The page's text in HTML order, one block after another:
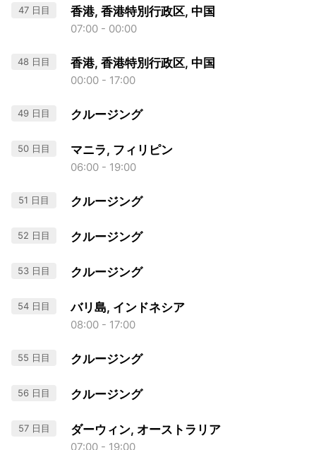
47 日目 香港, 香港特別行政区, 中国
07:00 - 00:00
48 日目 香港, 香港特別行政区, 中国
00:00 - 17:00
49 日目 クルージング
50 日目 マニラ, フィリピン
06:00 - 19:00
51 日目 クルージング
52 日目 クルージング
53 日目 クルージング
54 日目 バリ島, インドネシア
08:00 - 17:00
55 日目 クルージング
56 日目 クルージング
57 日目 ダーウィン, オーストラリア
07:00 - 19:00